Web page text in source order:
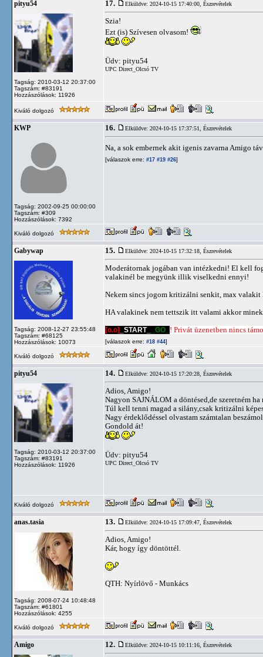
pityu54
Tagság: 2010-03-12 20:37:00
Tagszám: #83191
Hozzászólások: 11926
17. Elküldve: 2024-10-15 17:40:00, Észrevételek
Szia!
Ezt (is) Szívesen olvasom!
Üdv: pityu54
UPC Direct_Olcsó TV
Kiváló dolgozó
KWP
Tagság: 2002-09-25 00:00:00
Tagszám: #309
Hozzászólások: 7392
16. Elküldve: 2024-10-15 17:37:51, Észrevételek
Na, a sok embernek akit igenis zavarna Amigo
[válaszok erre: #17 #19 #26]
Kiváló dolgozó
Gabywap
Tagság: 2008-12-27 23:55:48
Tagszám: #68125
Hozzászólások: 10073
15. Elküldve: 2024-10-15 17:32:18, Észrevételek
Moderátornak jogában van intézkedni! El kell
valakinél be megyünk illik viselkedni ennyi!
Nekem sincs jogom kritizálni senkit, max
HA valakinek nem tettszik itt valami akkor
[o.o] _START_ _GO_ ! Privát üzenetben nincs
[válaszok erre: #18 #44]
Kiváló dolgozó
pityu54
Tagság: 2010-03-12 20:37:00
Tagszám: #83191
Hozzászólások: 11926
14. Elküldve: 2024-10-15 17:20:28, Észrevételek
Adios, Amigo!
Nagyon SAJNÁLOM a döntésed,de szeretném
Túl kell tenni magad a silány,csak kritizálni
Nagy érdeklődéssel olvastam számtalan
Gondold át!
Üdv: pityu54
UPC Direct_Olcsó TV
Kiváló dolgozó
anas.tasia
Tagság: 2008-07-24 10:48:48
Tagszám: #61801
Hozzászólások: 4255
13. Elküldve: 2024-10-15 17:09:47, Észrevételek
Adios, Amigo!
Kár, hogy így döntöttél.
QTH: Nyírlövő - Munkács
Kiváló dolgozó
Amigo 12. Elküldve: 2024-10-15 10:11:16, Észrevételek